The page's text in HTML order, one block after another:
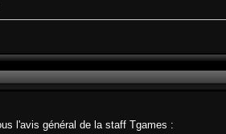
l'avis général de la staff Tgames :